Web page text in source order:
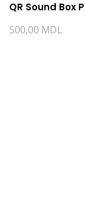
QR Sound Box
500,00 MDL